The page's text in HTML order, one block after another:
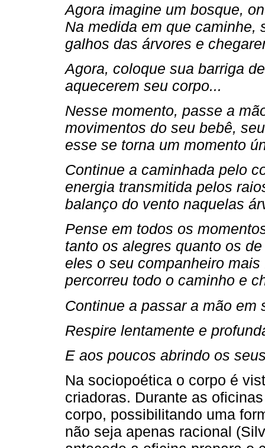
Agora imagine um bosque,
Na medida em que caminhe,
galhos das árvores e
Agora, coloque sua barriga
aquecerem seu corpo...
Nesse momento, passe a
movimentos do seu bebê,
esse se torna um momento
Continue a caminhada pelo
energia transmitida pelos
balanço do vento naquelas
Pense em todos os
tanto os alegres quanto os
eles o seu companheiro
percorreu todo o caminho e
Continue a passar a mão em
Respire lentamente e
E aos poucos abrindo os
Na sociopoética o corpo é
criadoras. Durante as
corpo, possibilitando uma
não seja apenas racional